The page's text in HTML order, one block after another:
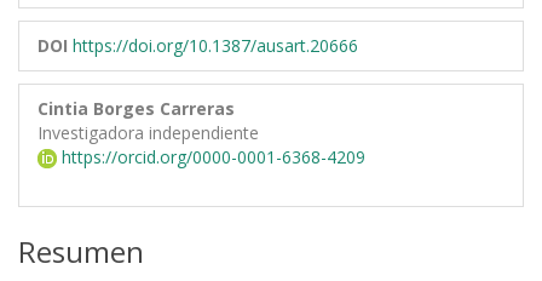
DOI https://doi.org/10.1387/ausart.20666
Cintia Borges Carreras
Investigadora independiente
https://orcid.org/0000-0001-6368-4209
Resumen